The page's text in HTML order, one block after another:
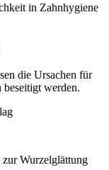
in Zahnhygiene
die Ursachen für
werden.
Wurzelglättung